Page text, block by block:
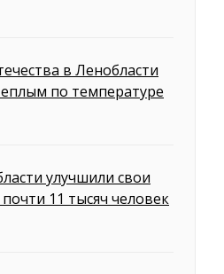
в Ленобласти
по температуре
улучшили свои
11 тысяч человек